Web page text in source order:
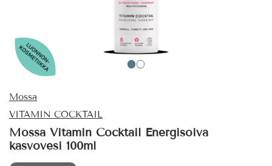
Mossa
VITAMIN COCKTAIL
Mossa Vitamin Cocktail Energisoiva
kasvovesi 100ml